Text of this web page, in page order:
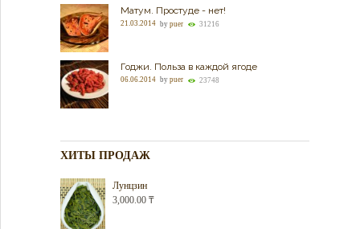
Матум. Простуде - нет!
21.03.2014 by puer 31216
Годжи. Польза в каждой ягоде
06.06.2014 by puer 23748
ХИТЫ ПРОДАЖ
Лунцзин
3,000.00 ₸